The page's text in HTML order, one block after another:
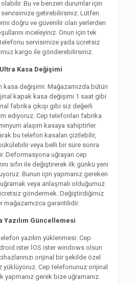
Bu ve benzeri durumlar için
servisimize getirebilirsiniz. Lütfen
doğru ve güvenilir olan yerlerden
inceleyiniz. Onun için tek
servisimize yada ücretsiz
kargo ile gönderebilirsiniz.
Kasa Değişimi
kasa değişimi: Mağazamızda bütün
kapak kasa değişimi 1 saat gibi
fabrika çıkışı gibi siz değerli
ediyoruz. Cep telefonları fabrika
alaşım kasaya sahiptirler.
bu telefon kasaları çizilebilir,
veya belli bir süre sonra
Deformasyona uğrayan cep
sıfırı ile değiştirerek ilk günkü yeni
Bunun için yapmanız gereken
veya anlaşmalı olduğumuz
göndermek. Değiştirdiğimiz
mağazamızca garantilidir.
Yazılım Güncellemesi
yazılım yüklenmesi: Cep
ister İOS ister windows olsun
orijinal bir şekilde özel
yüklüyoruz. Cep telefonunuz orijinal
yapmanız gerek bize uğramanız.